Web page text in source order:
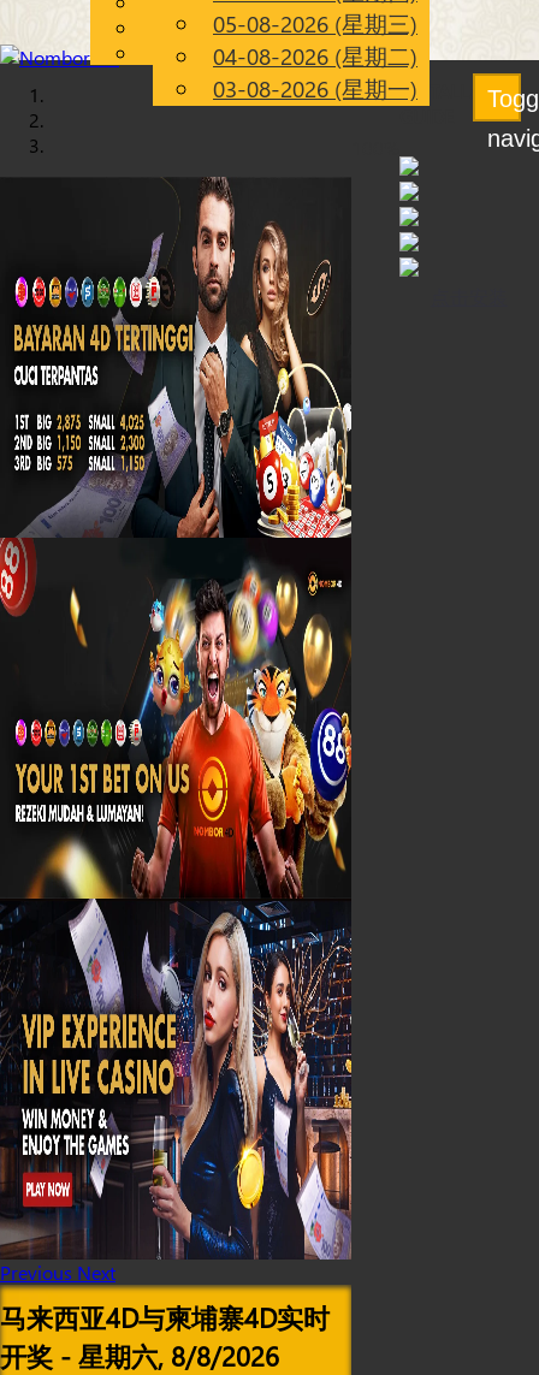
CN
Chinese
Malay
05-08-2026 (星期三)
04-08-2026 (星期二)
03-08-2026 (星期一)
Previous Next
马来西亚4D与柬埔寨4D实时
开奖 - 星期六, 8/8/2026
×
载入
中...
×
iOS
INSTALLATION